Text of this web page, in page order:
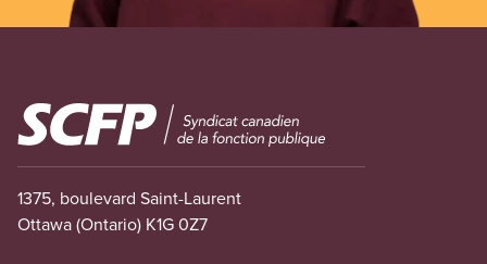
Image
1375, boulevard Saint-Laurent
Ottawa (Ontario) K1G 0Z7